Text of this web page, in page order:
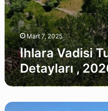
Mart 7, 2025
Ihlara Vadisi
Detayları ,
Kapadokya